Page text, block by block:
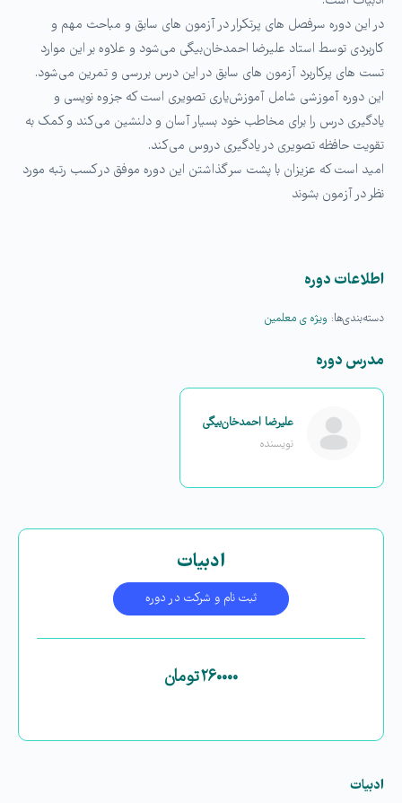
در این دوره سرفصل های پرتکرار در آزمون های سابق و مباحث مهم و
کاربردی توسط استاد علیرضا احمد‌خان‌بیگی می‌شود و علاوه بر این موارد
تست های پرکاربرد آزمون های سابق در این درس بررسی و تمرین می‌شود.
این دوره آموزشی شامل آموزش‌یاری تصویری است که جزوه نویسی و
یادگیری درس را برای مخاطب خود بسیار آسان و دلنشین می‌کند و کمک به
تقویت حافظه تصویری در یادگیری دروس می‌کند.
امید است که عزیزان با پشت سر گذاشتن این دوره موفق در کسب رتبه مورد
نظر در آزمون بشوند
اطلاعات دوره
دسته‌بندی‌ها: ویژه ی معلمین
مدرس دوره
علیرضا احمد‌خان‌بیگی
نویسنده
ادبیات
ثبت نام و شرکت در دوره
۲۶۰۰۰۰تومان
ادبیات